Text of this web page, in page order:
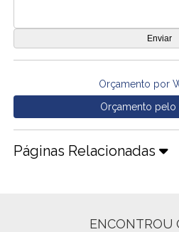
Orçamento por
Orçamento pelo
Páginas Relacionadas
ENCONTROU